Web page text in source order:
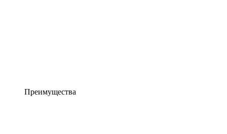
Преимущества